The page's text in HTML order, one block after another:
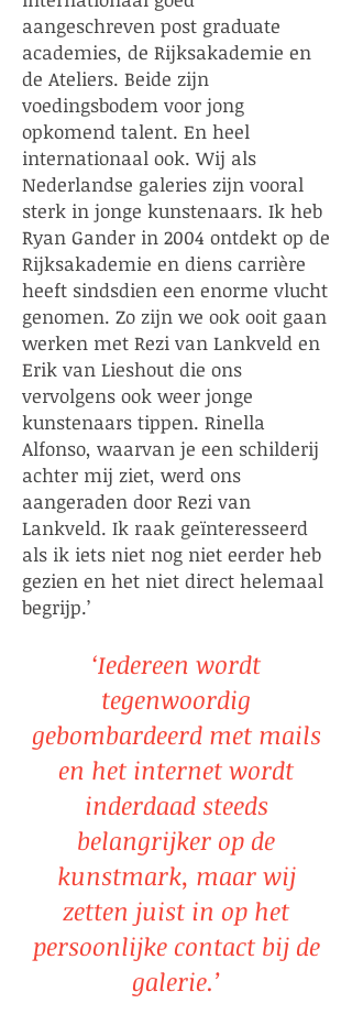
aangeschreven post graduate
academies, de Rijksakademie en
de Ateliers. Beide zijn
voedingsbodem voor jong
opkomend talent. En heel
internationaal ook. Wij als
Nederlandse galeries zijn vooral
sterk in jonge kunstenaars. Ik heb
Ryan Gander in 2004 ontdekt op de
Rijksakademie en diens carrière
heeft sindsdien een enorme vlucht
genomen. Zo zijn we ook ooit gaan
werken met Rezi van Lankveld en
Erik van Lieshout die ons
vervolgens ook weer jonge
kunstenaars tippen. Rinella
Alfonso, waarvan je een schilderij
achter mij ziet, werd ons
aangeraden door Rezi van
Lankveld. Ik raak geïnteresseerd
als ik iets niet nog niet eerder heb
gezien en het niet direct helemaal
begrijp.’
​‘Iedereen wordt
tegenwoordig
gebombardeerd met mails
en het internet wordt
inderdaad steeds
belangrijker op de
kunstmark, maar wij
zetten juist in op het
persoonlijke contact bij de
galerie.’